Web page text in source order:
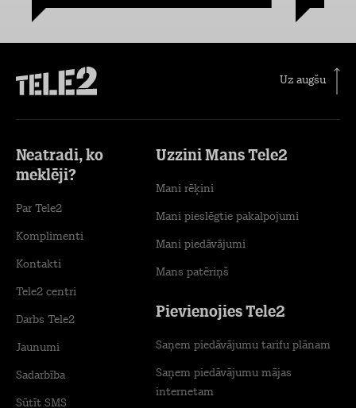
Uz augšu
Neatradi, ko
meklēji?
Par Tele2
Komplimenti
Kontakti
Tele2 centri
Darbs Tele2
Jaunumi
Sadarbība
Sūtīt SMS
Uzzini Mans Tele2
Mani rēķini
Mani pieslēgtie pakalpojumi
Mani piedāvājumi
Mans patēriņš
Pievienojies Tele2
Saņem piedāvājumu tarifu plānam
Saņem piedāvājumu mājas
internetam